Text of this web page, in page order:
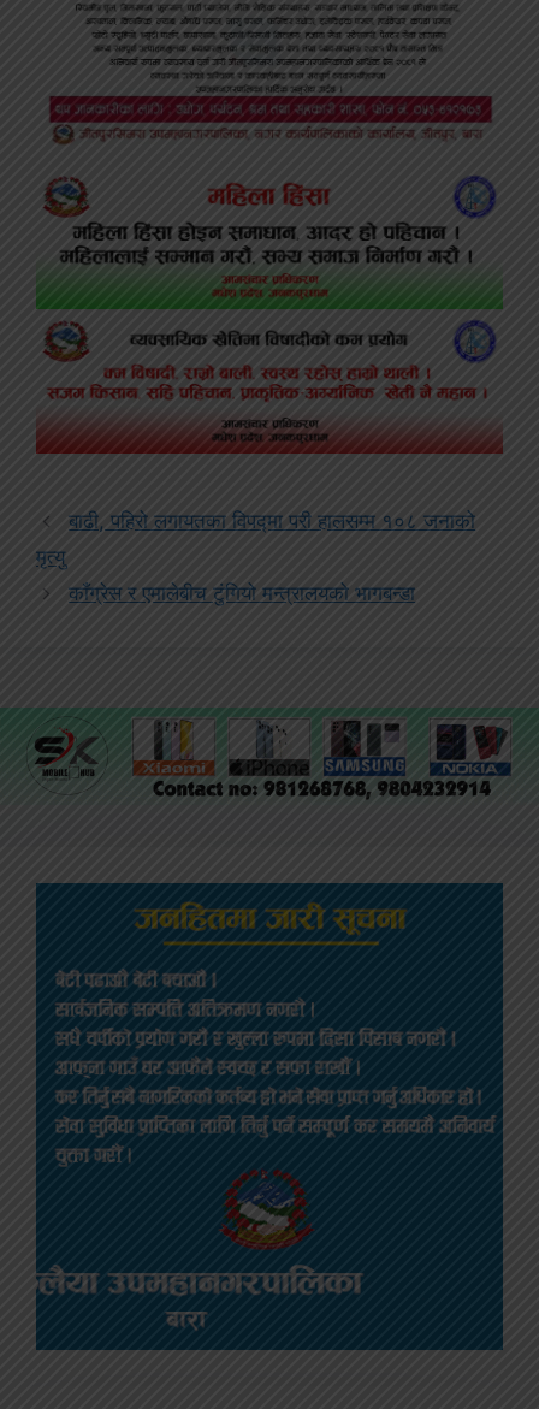
बाढी, पहिरो लगायतका विपद्‍मा परी हालसम्म १०८ जनाको
मृत्यु
काँग्रेस र एमालेबीच टुंगियो मन्त्रालयको भागबन्डा